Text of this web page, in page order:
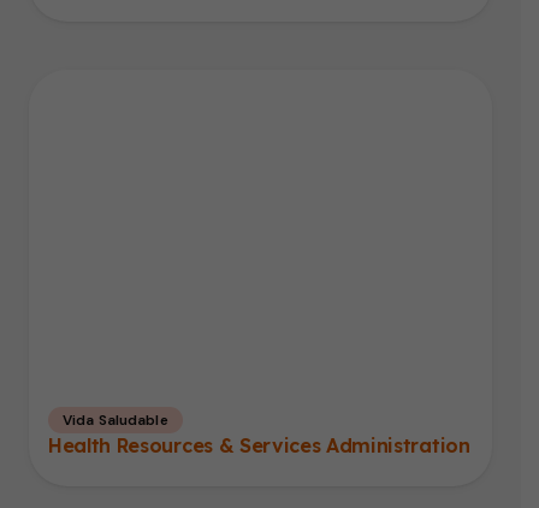
Vida Saludable
Health Resources & Services Administration